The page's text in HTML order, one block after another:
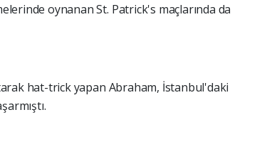
oynanan St. Patrick's maçlarında da
hat-trick yapan Abraham, İstanbul'daki